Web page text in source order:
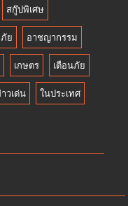
สกู๊ปพิเศษ
ย อาชญากรรม
เกษตร เตือนภัย
วเด่น ในประเทศ